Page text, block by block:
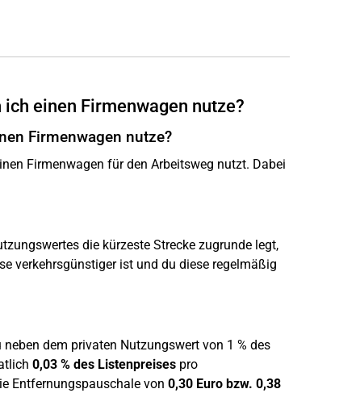
einen Firmenwagen nutze?
Firmenwagen nutze?
Firmenwagen für den Arbeitsweg nutzt. Dabei
die kürzeste Strecke zugrunde legt,
verkehrsgünstiger ist und du diese regelmäßig
dem privaten Nutzungswert von 1 % des
0,03 % des Listenpreisespro
Entfernungspauschale von 0,30 Euro bzw. 0,38